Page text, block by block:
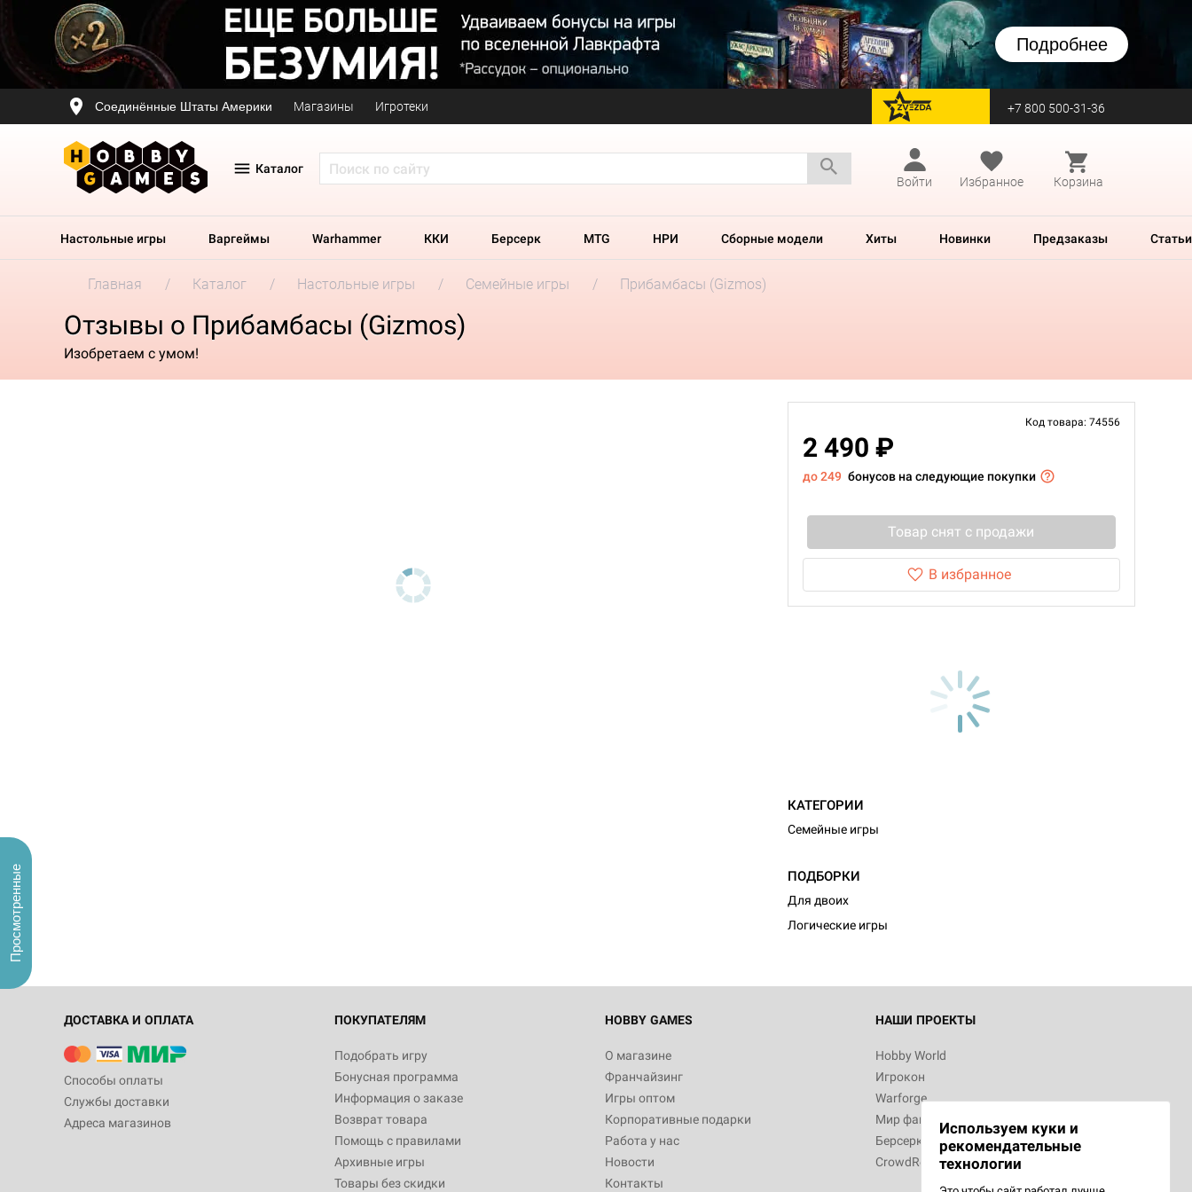
Подробнее
Соединённые Штаты Америки Магазины Игротеки перейти на Zvezda +7 800 500-31-36
Каталог
Войти
Избранное Корзина
Настольные игры Варгеймы Warhammer ККИ Берсерк MTG НРИ Сборные модели Хиты Новинки Предзаказы Статьи
Главная Каталог Настольные игры Семейные игры Прибамбасы (Gizmos)
Отзывы о Прибамбасы (Gizmos)
Изобретаем с умом!
Код товара: 74556
2 490 ₽
до 249 бонусов на следующие покупки
Товар снят с продажи
В избранное
КАТЕГОРИИ
Семейные игры
ПОДБОРКИ
Для двоих
Логические игры
ДОСТАВКА И ОПЛАТА
Способы оплаты
Службы доставки
Адреса магазинов
ПОКУПАТЕЛЯМ
Подобрать игру
Бонусная программа
Информация о заказе
Возврат товара
Помощь с правилами
Архивные игры
Товары без скидки
HOBBY GAMES
О магазине
Франчайзинг
Игры оптом
Корпоративные подарки
Работа у нас
Новости
Контакты
НАШИ ПРОЕКТЫ
Hobby World
Игрокон
Warforge
Мир фантастики
Берсерк
CrowdRepublic
Используем куки и
рекомендательные
технологии
Просмотренные
Белая смерть
12 990
Настольная игра Hobby World Ужас
3 490